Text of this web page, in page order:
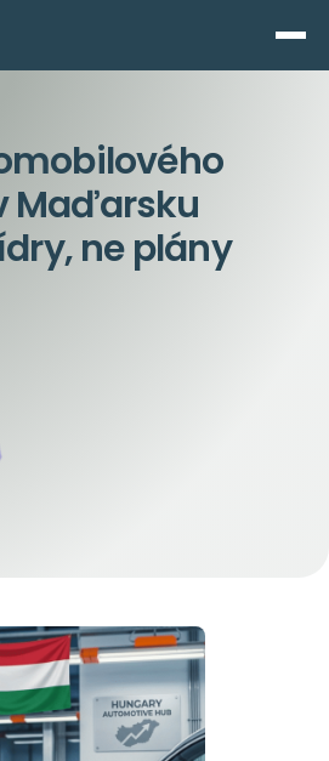
Maďarsku
ne plány